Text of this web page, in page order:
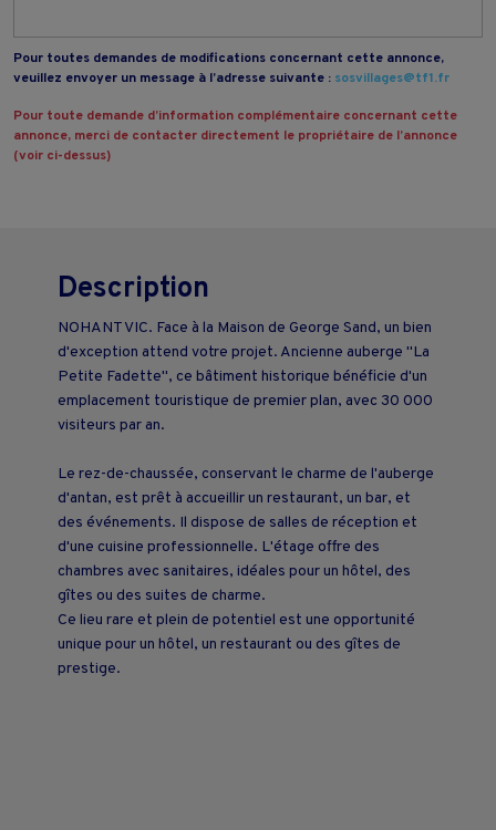
Pour toutes demandes de modifications concernant cette annonce,
veuillez envoyer un message à l’adresse suivante : sosvillages@tf1.fr
Pour toute demande d’information complémentaire concernant cette
annonce, merci de contacter directement le propriétaire de l’annonce
(voir ci-dessus)
Description
NOHANT VIC. Face à la Maison de George Sand, un bien
d'exception attend votre projet. Ancienne auberge "La
Petite Fadette", ce bâtiment historique bénéficie d'un
emplacement touristique de premier plan, avec 30 000
visiteurs par an.
Le rez-de-chaussée, conservant le charme de l'auberge
d'antan, est prêt à accueillir un restaurant, un bar, et
des événements. Il dispose de salles de réception et
d'une cuisine professionnelle. L'étage offre des
chambres avec sanitaires, idéales pour un hôtel, des
gîtes ou des suites de charme.
Ce lieu rare et plein de potentiel est une opportunité
unique pour un hôtel, un restaurant ou des gîtes de
prestige.